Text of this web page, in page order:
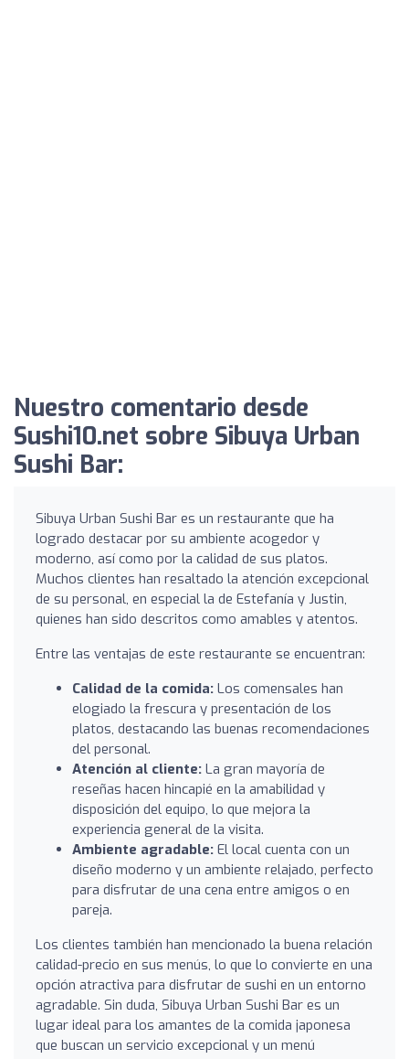
Nuestro comentario desde
Sushi10.net sobre Sibuya Urban
Sushi Bar:
Sibuya Urban Sushi Bar es un restaurante que ha
logrado destacar por su ambiente acogedor y
moderno, así como por la calidad de sus platos.
Muchos clientes han resaltado la atención excepcional
de su personal, en especial la de Estefanía y Justin,
quienes han sido descritos como amables y atentos.
Entre las ventajas de este restaurante se encuentran:
Calidad de la comida: Los comensales han
elogiado la frescura y presentación de los
platos, destacando las buenas recomendaciones
del personal.
Atención al cliente: La gran mayoría de
reseñas hacen hincapié en la amabilidad y
disposición del equipo, lo que mejora la
experiencia general de la visita.
Ambiente agradable: El local cuenta con un
diseño moderno y un ambiente relajado, perfecto
para disfrutar de una cena entre amigos o en
pareja.
Los clientes también han mencionado la buena relación
calidad-precio en sus menús, lo que lo convierte en una
opción atractiva para disfrutar de sushi en un entorno
agradable. Sin duda, Sibuya Urban Sushi Bar es un
lugar ideal para los amantes de la comida japonesa
que buscan un servicio excepcional y un menú